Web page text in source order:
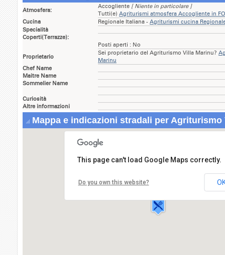
Atmosfera:
Accogliente [ Niente in particolare ]
Tutti(e) Agriturismi atmosfera Accogliente in
Cucina
Regionale Italiana - Agriturismi cucina
Specialità
Coperti(Terrazze):
Posti aperti : No
Proprietario
Sei proprietario del Agriturismo Villa Marinu?
Marinu
Chef Name
Maitre Name
Sommelier Name
Curiosità
Altre informazioni
Mappa e indicazioni stradali per Agriturismo
Agriturismo Villa Marinu
Via Bocca,15
80075 FORIO
This page can't load Google Maps correctly.
Do you own this website?